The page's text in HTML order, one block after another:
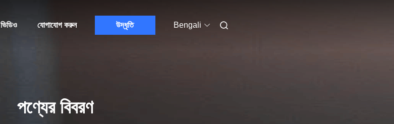
ভিডিও যোগাযোগ করুন উদ্ধৃতি Bengali
পণ্যের বিবরণ